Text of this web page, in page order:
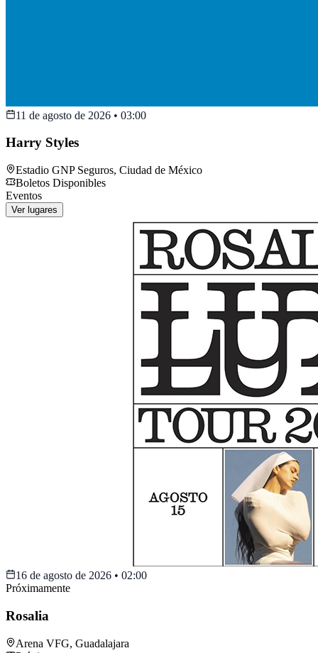
11 de agosto de 2026 • 03:00
Harry Styles
Estadio GNP Seguros, Ciudad de México
Boletos Disponibles
Eventos
Ver lugares
16 de agosto de 2026 • 02:00
Próximamente
Rosalia
Arena VFG, Guadalajara